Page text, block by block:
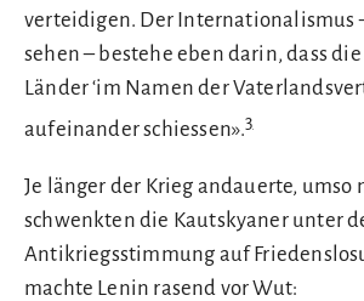
verteidigen. Der Internationalismus
sehen – bestehe eben darin, dass
Länder ‘im Namen der
aufeinander schiessen».3
Je länger der Krieg andauerte, umso
schwenkten die Kautskyaner unter
Antikriegsstimmung auf
machte Lenin rasend vor Wut: